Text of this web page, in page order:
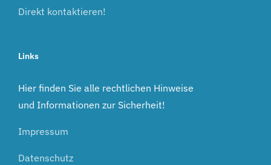
Direkt kontaktieren!
Links
Hier finden Sie alle rechtlichen Hinweise
und Informationen zur Sicherheit!
Impressum
Datenschutz